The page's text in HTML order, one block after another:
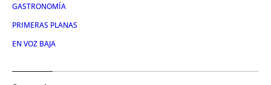
GASTRONOMÍA
PRIMERAS PLANAS
EN VOZ BAJA